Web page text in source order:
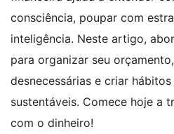
consciência, poupar com
inteligência. Neste artigo,
para organizar seu
desnecessárias e criar
sustentáveis. Comece hoje a
com o dinheiro!